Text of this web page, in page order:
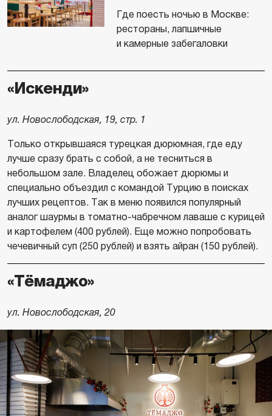
Где поесть ночью в Москве:
рестораны, лапшичные
и камерные забегаловки
«Искенди»
ул. Новослободская, 19, стр. 1
Только открывшаяся турецкая дюрюмная, где еду
лучше сразу брать с собой, а не тесниться в
небольшом зале. Владелец обожает дюрюмы и
специально объездил с командой Турцию в поисках
лучших рецептов. Так в меню появился популярный
аналог шаурмы в томатно-чабречном лаваше с курицей
и картофелем (400 рублей). Еще можно попробовать
чечевичный суп (250 рублей) и взять айран (150 рублей).
«Тёмаджо»
ул. Новослободская, 20